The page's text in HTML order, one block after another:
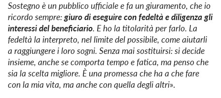
Sostegno è un pubblico ufficiale e fa un giuramento, che io
ricordo sempre:giuro di eseguire con fedeltà e diligenza gli
interessi del beneficiario. E ho la titolarità per farlo. La
fedeltà la interpreto, nel limite del possibile, come aiutarli
a raggiungere i loro sogni. Senza mai sostituirsi: si decide
insieme, anche se comporta tempo e fatica, ma penso che
sia la scelta migliore. È una promessa che ha a che fare
con la mia vita, ma anche con quella degli altri».